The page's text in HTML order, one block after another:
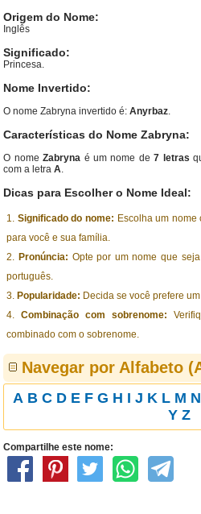
Origem do Nome:
Inglês
Significado:
Princesa.
Nome Invertido:
O nome Zabryna invertido é:Anyrbaz.
Características do Nome Zabryna:
O nomeZabryna é um nome de7 letras
com a letraA.
Dicas para Escolher o Nome Ideal:
Significado do nome: Escolha um
para você e sua família.
Pronúncia: Opte por um nome que
português.
Popularidade: Decida se você prefere
Combinação com sobrenome:
combinado com o sobrenome.
Navegar por Alfabeto
A B C D E F G H I J K L M N
Y Z
Compartilhe este nome: